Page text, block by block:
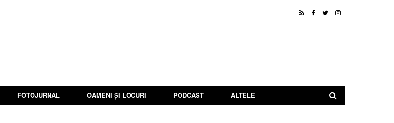
FOTOJURNAL OAMENI ȘI LOCURI PODCAST ALTELE